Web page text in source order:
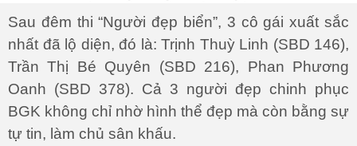
Sau đêm thi “Người đẹp biển”, 3 cô gái xuất sắc
nhất đã lộ diện, đó là: Trịnh Thuỳ Linh (SBD 146),
Trần Thị Bé Quyên (SBD 216), Phan Phương
Oanh (SBD 378). Cả 3 người đẹp chinh phục
BGK không chỉ nhờ hình thể đẹp mà còn bằng sự
tự tin, làm chủ sân khấu.